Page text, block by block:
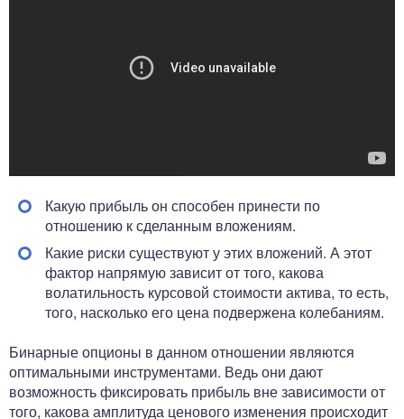
Какую прибыль он способен принести по
отношению к сделанным вложениям.
Какие риски существуют у этих вложений. А этот
фактор напрямую зависит от того, какова
волатильность курсовой стоимости актива, то есть,
того, насколько его цена подвержена колебаниям.
Бинарные опционы в данном отношении являются
оптимальными инструментами. Ведь они дают
возможность фиксировать прибыль вне зависимости от
того, какова амплитуда ценового изменения происходит